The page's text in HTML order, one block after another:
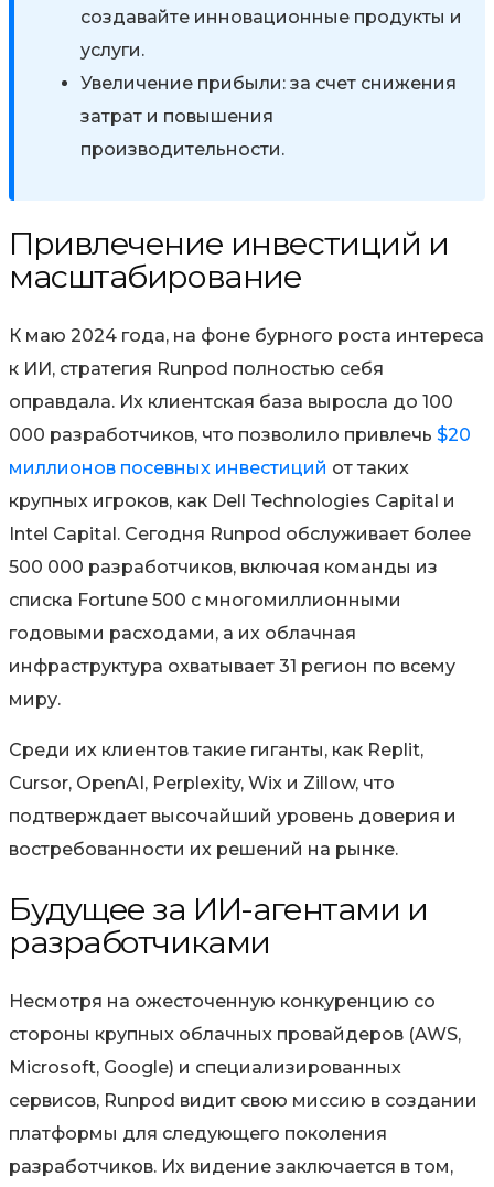
создавайте инновационные продукты и
услуги.
Увеличение прибыли: за счет снижения
затрат и повышения
производительности.
Привлечение инвестиций и
масштабирование
К маю 2024 года, на фоне бурного роста интереса
к ИИ, стратегия Runpod полностью себя
оправдала. Их клиентская база выросла до 100
000 разработчиков, что позволило привлечь $20
миллионов посевных инвестиций от таких
крупных игроков, как Dell Technologies Capital и
Intel Capital. Сегодня Runpod обслуживает более
500 000 разработчиков, включая команды из
списка Fortune 500 с многомиллионными
годовыми расходами, а их облачная
инфраструктура охватывает 31 регион по всему
миру.
Среди их клиентов такие гиганты, как Replit,
Cursor, OpenAI, Perplexity, Wix и Zillow, что
подтверждает высочайший уровень доверия и
востребованности их решений на рынке.
Будущее за ИИ-агентами и
разработчиками
Несмотря на ожесточенную конкуренцию со
стороны крупных облачных провайдеров (AWS,
Microsoft, Google) и специализированных
сервисов, Runpod видит свою миссию в создании
платформы для следующего поколения
разработчиков. Их видение заключается в том,